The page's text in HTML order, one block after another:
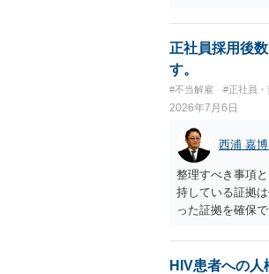
正社員採用後
す。
#不当解雇 #正社員
2026年7月6日
西浦 嘉博
整理すべき事項
持している証拠
った証拠を確保
HIV患者への人